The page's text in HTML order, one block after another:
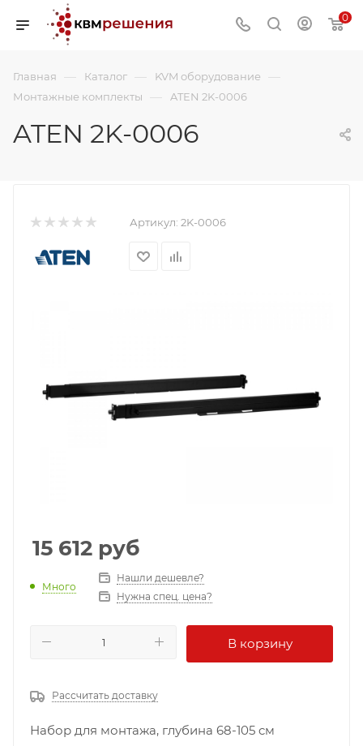
0
Главная — Каталог — KVM оборудование —
Монтажные комплекты — ATEN 2K-0006
ATEN 2K-0006
Артикул: 2K-0006
15 612 руб
Много
Нашли дешевле?
Нужна спец. цена?
В корзину
Рассчитать доставку
Набор для монтажа, глубина 68-105 cм